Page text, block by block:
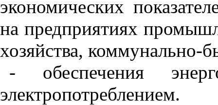
экономических
на предприятиях
хозяйства, коммунально-
- обеспечения
электропотреблением.